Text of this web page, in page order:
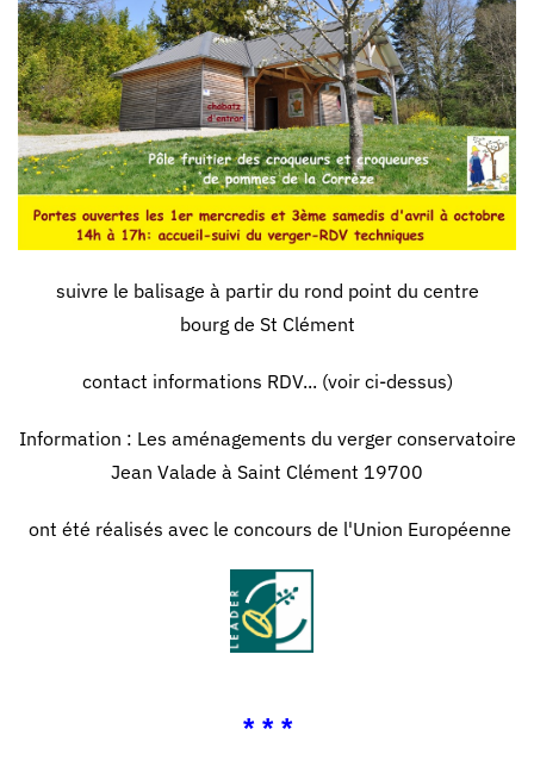
suivre le balisage à partir du rond point du centre
bourg de St Clément
contact informations RDV... (voir ci-dessus)
Information : Les aménagements du verger conservatoire
Jean Valade à Saint Clément 19700
ont été réalisés avec le concours de l'Union Européenne
* * *